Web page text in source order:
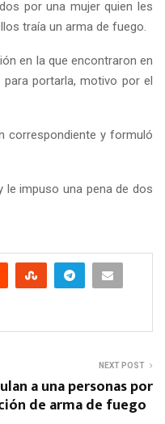
por una mujer quien les
traía un arma de fuego.
en la que encontraron en
portarla, motivo por el
correspondiente y formuló
le impuso una pena de dos
NEXT POST
a una personas por
de arma de fuego